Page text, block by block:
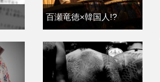
百瀬竜徳×韓国人!?